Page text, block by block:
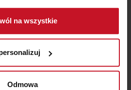
dotyczące Twojej lokalizacji
nawet do kilku metrów
urządzenie, aktywnie
wirtualny odcisk palca)
tego, jak Twoje osobiste
ustaw własne preferencje w
na wszystkie
Odmowa